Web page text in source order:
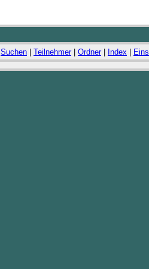
Suchen Teilnehmer| Ordner| Index